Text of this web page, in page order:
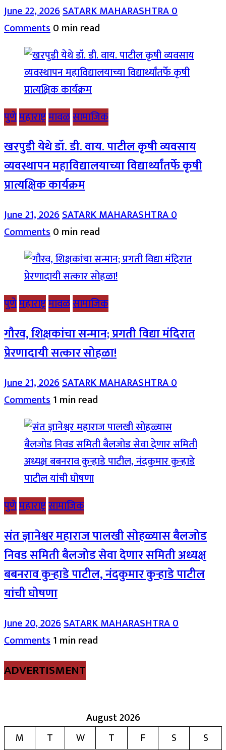
June 22, 2026SATARK MAHARASHTRA0
Comments0 min read
पुणेमहाराष्ट्रमावळसामाजिक
खरपुडी येथे डॉ. डी. वाय. पाटील कृषी व्यवसाय
व्यवस्थापन महाविद्यालयाच्या विद्यार्थ्यांतर्फे कृषी
प्रात्यक्षिक कार्यक्रम
June 21, 2026SATARK MAHARASHTRA0
Comments0 min read
पुणेमहाराष्ट्रमावळसामाजिक
गौरव, शिक्षकांचा सन्मान; प्रगती विद्या मंदिरात
प्रेरणादायी सत्कार सोहळा!
June 21, 2026SATARK MAHARASHTRA0
Comments1 min read
पुणेमहाराष्ट्रसामाजिक
संत ज्ञानेश्वर महाराज पालखी सोहळ्यास बैलजोड
निवड समिती बैलजोड सेवा देणार समिती अध्यक्ष
बबनराव कुऱ्हाडे पाटील, नंदकुमार कुऱ्हाडे पाटील
यांची घोषणा
June 20, 2026SATARK MAHARASHTRA0
Comments1 min read
ADVERTISMENT
August 2026
M
T W T F S S